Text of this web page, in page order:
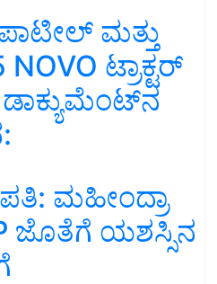
ಮತ್ತು
ಟ್ರಾಕ್ಟರ್
ಮಹೀಂದ್ರಾ
ಜೊತೆಗೆ ಯಶಸ್ಸಿನ